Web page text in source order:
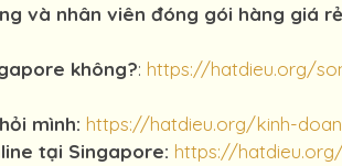
và nhân viên đóng gói hàng giá
không?: https://hatdieu.org/
mình: https://hatdieu.org/kinh-
tại Singapore: https://